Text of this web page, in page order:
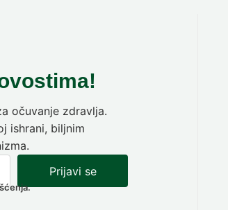
očuvanje zdravlja.
ishrani, biljnim
Prijavi se